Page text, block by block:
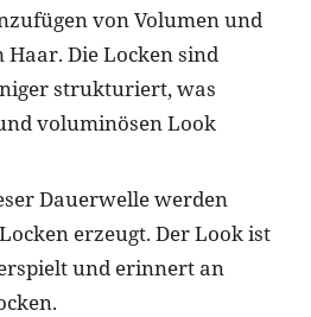
von Volumen und
Die Locken sind
strukturiert, was
voluminösen Look
Dauerwelle werden
erzeugt. Der Look ist
und erinnert an